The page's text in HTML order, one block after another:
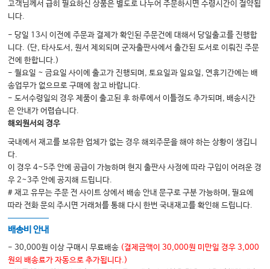
5. 신요로
6. 혈액 & 종양 & 면역
7. 내분비 & 기타
8. 심장학
9. 호흡기 & 알레르기
10. 소화기
11. 정신과
고객님께서 급히 필요하신 상품은 별도로 나누어 주문하시면 수령시간이 절약됩
니다.
- 당일 13시 이전에 주문과 결제가 확인된 주문건에 대해서 당일출고를 진행합
니다. (단, 타사도서, 원서 제외되며 군자출판사에서 출간된 도서로 이뤄진 주문
건에 한합니다.)
- 월요일 ~ 금요일 사이에 출고가 진행되며, 토요일과 일요일, 연휴기간에는 배
송업무가 없으므로 구매에 참고 바랍니다.
- 도서수령일의 경우 제품이 출고된 후 하루에서 이틀정도 추가되며, 배송시간
은 안내가 어렵습니다.
해외원서의 경우
국내에서 재고를 보유한 업체가 없는 경우 해외주문을 해야 하는 상황이 생깁니
다.
이 경우 4~5주 안에 공급이 가능하며 현지 출판사 사정에 따라 구입이 어려운 경
우 2~3주 안에 공지해 드립니다.
# 재고 유무는 주문 전 사이트 상에서 배송 안내 문구로 구분 가능하며, 필요에
따라 전화 문의 주시면 거래처를 통해 다시 한번 국내재고를 확인해 드립니다.
배송비 안내
- 30,000원 이상 구매시 무료배송 (결제금액이 30,000원 미만일 경우 3,000
원의 배송료가 자동으로 추가됩니다.)